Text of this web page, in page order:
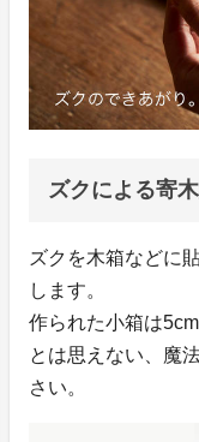
ズクによる寄
ズクを木箱などに
します。
作られた小箱は
とは思えない、魔
さい。